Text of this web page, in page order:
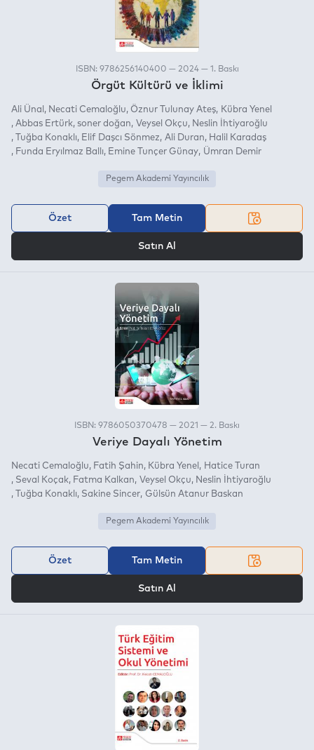
ISBN: 9786256140400 — 2024 — 1. Baskı
Örgüt Kültürü ve İklimi
Ali Ünal Necati Cemaloğlu Öznur Tulunay Ateş
Kübra Yenel
Abbas Ertürk soner doğan Veysel Okçu
Neslin İhtiyaroğlu
Tuğba Konaklı
Elif Daşcı Sönmez Ali Duran
Halil Karadaş
Funda Eryılmaz Ballı
Emine Tunçer Günay Ümran Demir
Pegem Akademi Yayıncılık
Özet Tam Metin
Satın Al
ISBN: 9786050370478 — 2021 — 2. Baskı
Veriye Dayalı Yönetim
Necati Cemaloğlu Fatih Şahin Kübra Yenel
Hatice Turan
Seval Koçak
Fatma Kalkan Veysel Okçu
Neslin İhtiyaroğlu
Tuğba Konaklı
Sakine Sincer Gülsün Atanur Baskan
Pegem Akademi Yayıncılık
Özet Tam Metin
Satın Al